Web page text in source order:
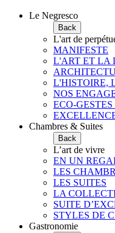
Le Negresco
Back
L'art de
MANIFESTE
L'ART ET LA
L'HISTOIRE,
NOS
ECO-
Chambres & Suites
Back
L’art de vivre
EN UN
LES
LES SUITES
LA
SUITE
STYLES DE
Gastronomie